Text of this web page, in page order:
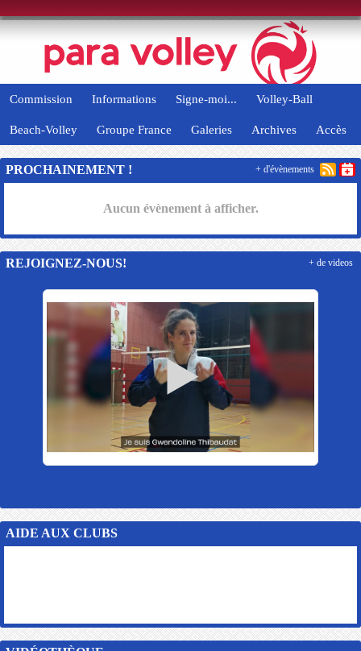
Commission Informations Signe-moi... Volley-Ball
Beach-Volley Groupe France Galeries Archives Accès
PROCHAINEMENT !
Aucun évènement à afficher.
+ d'évènements
REJOIGNEZ-NOUS! + de videos
AIDE AUX CLUBS